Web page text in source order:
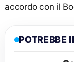
accordo con il
POTREBBE